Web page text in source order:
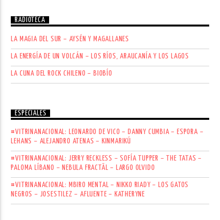
RADIOTECA
LA MAGIA DEL SUR – AYSÉN Y MAGALLANES
LA ENERGÍA DE UN VOLCÁN – LOS RÍOS, ARAUCANÍA Y LOS LAGOS
LA CUNA DEL ROCK CHILENO – BIOBÍO
ESPECIALES
#VITRINANACIONAL: LEONARDO DE VICO – DANNY CUMBIA – ESPORA –
LEHANS – ALEJANDRO ATENAS – KINMARIKÚ
#VITRINANACIONAL: JERRY RECKLESS – SOFÍA TUPPER – THE TATAS –
PALOMA LÍBANO – NEBULA FRACTÄL – LARGO OLVIDO
#VITRINANACIONAL: MBIRO MENTAL – NIKKO RIADY – LOS GATOS
NEGROS – JOSESTILEZ – AFLUENTE – KATHERYNE